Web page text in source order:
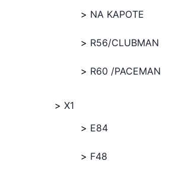
NA KAPOTE
R56/CLUBMAN
R60 /PACEMAN
X1
E84
F48